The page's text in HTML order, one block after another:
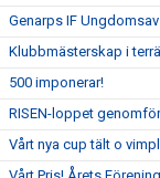
Genarps IF
Klubbmästerskap i
500 imponerar!
RISEN-loppet
Vårt nya cup tält o